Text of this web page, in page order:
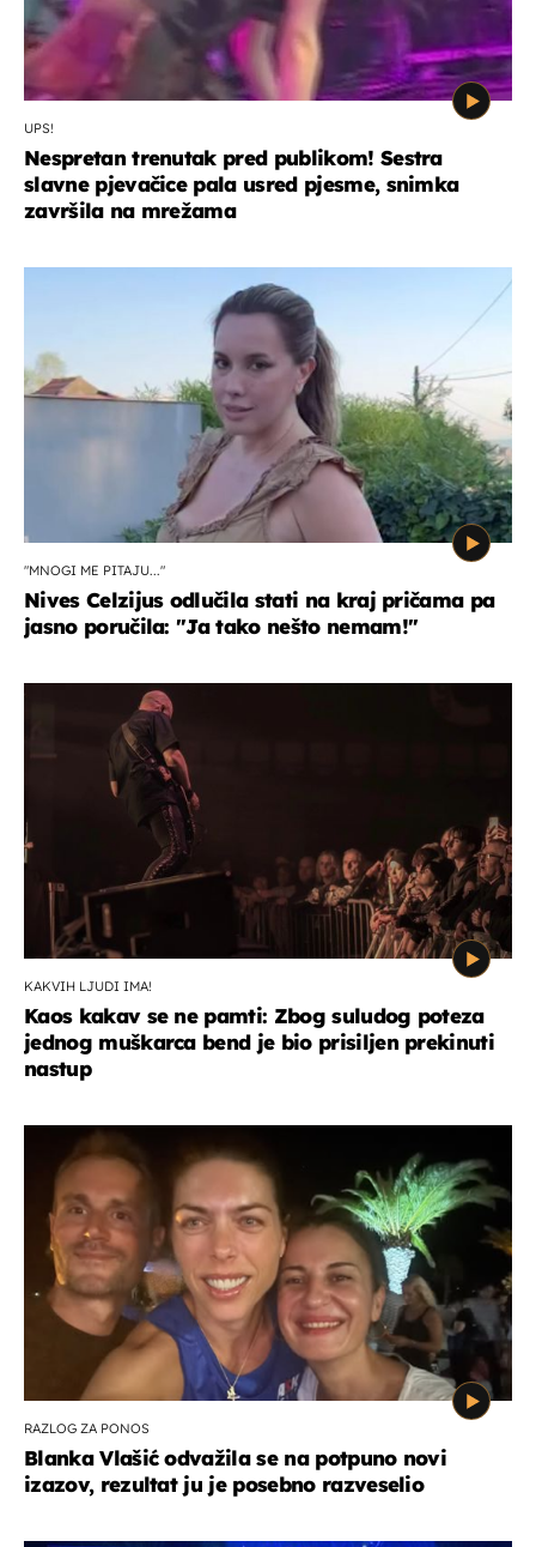
UPS!
Nespretan trenutak pred publikom! Sestra
slavne pjevačice pala usred pjesme, snimka
završila na mrežama
"MNOGI ME PITAJU..."
Nives Celzijus odlučila stati na kraj pričama pa
jasno poručila: "Ja tako nešto nemam!"
KAKVIH LJUDI IMA!
Kaos kakav se ne pamti: Zbog suludog poteza
jednog muškarca bend je bio prisiljen prekinuti
nastup
RAZLOG ZA PONOS
Blanka Vlašić odvažila se na potpuno novi
izazov, rezultat ju je posebno razveselio